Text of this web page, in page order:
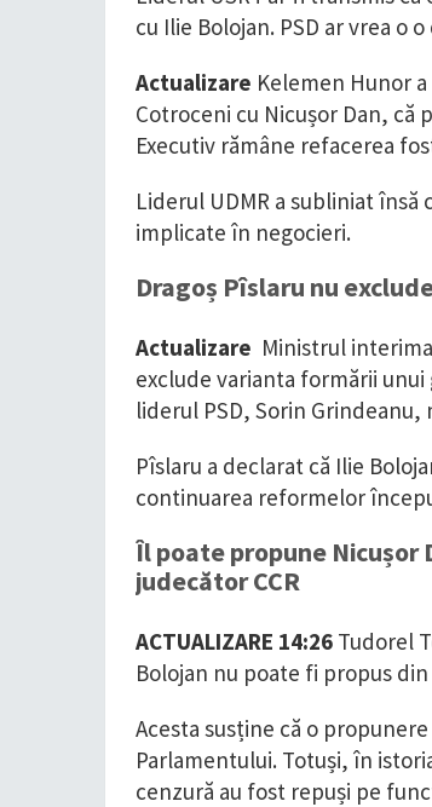
cu Ilie Bolojan. PSD ar vrea o
Actualizare Kelemen Hunor
Cotroceni cu Nicușor Dan,
Executiv rămâne refacerea
Liderul UDMR a subliniat
implicate în negocieri.
Dragoș Pîslaru nu
Actualizare Ministrul
exclude varianta formării
liderul PSD, Sorin
Pîslaru a declarat că Ilie
continuarea reformelor
Îl poate propune Nicușor
judecător CCR
ACTUALIZARE 14:26 Tudorel
Bolojan nu poate fi propus
Acesta susține că o
Parlamentului. Totuși, în
cenzură au fost repuși pe